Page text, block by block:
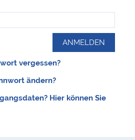
vergessen?
ändern?
Hier können Sie